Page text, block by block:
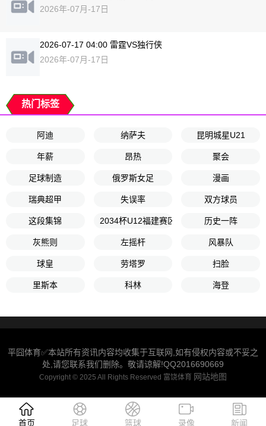
2026年-07月-17日
2026-07-17 04:00 雷霆VS独行侠
2026年-07月-17日
热门标签
阿迪 纳萨夫 昆明城星U21
年薪 昂热 聚会
足球制造 俄罗斯女足 漫画
瑞典超甲 失误率 双方球员
这段集锦 2034杯U12福建赛区决赛 历史一阵
灰熊则 左摇杆 风暴队
球皇 劳塔罗 扫脸
里斯本 科林 海登
平囧体育✅本站所有资讯内容均收集于互联网,如有侵权内容或不妥之
处,请您联系我们删除。敬请谅解!QQ2016690669
Copyright © 2025 All Rights Reserved 富饶体育 网站地图
首页 足球 篮球 录像 新闻